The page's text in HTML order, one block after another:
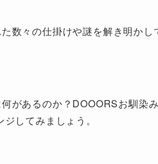
数々の仕掛けや謎を解き明か
があるのか？DOOORSお馴染
してみましょう。